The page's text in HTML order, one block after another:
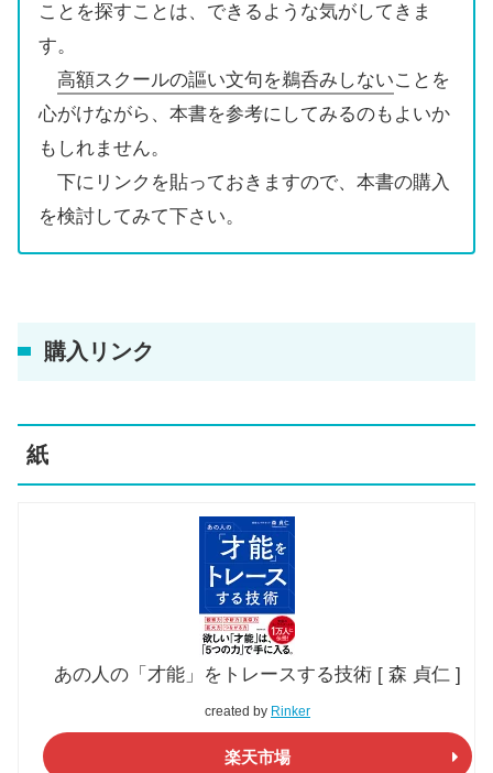
ことを探すことは、できるような気がしてきま
す。
高額スクールの謳い文句を鵜呑みしないことを
心がけながら、本書を参考にしてみるのもよいか
もしれません。
下にリンクを貼っておきますので、本書の購入
を検討してみて下さい。
購入リンク
紙
あの人の「才能」をトレースする技術 [ 森 貞仁 ]
created by Rinker
楽天市場